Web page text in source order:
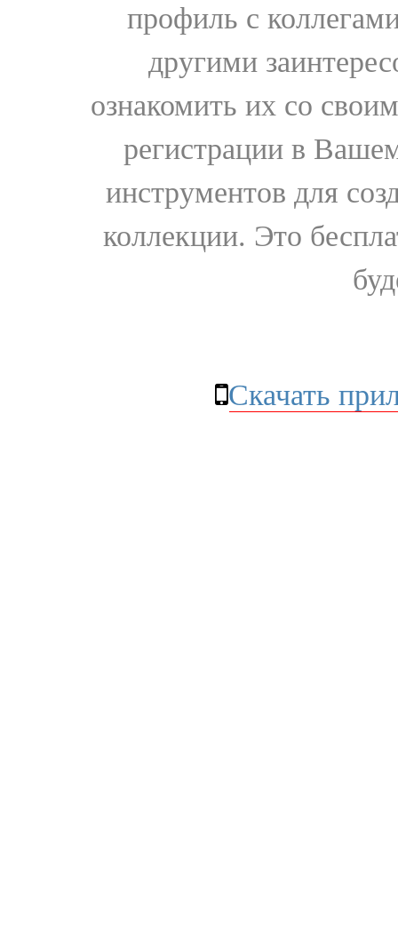
профиль с
другими
ознакомить их со
регистрации в
инструментов для
коллекции. Это
Скачать